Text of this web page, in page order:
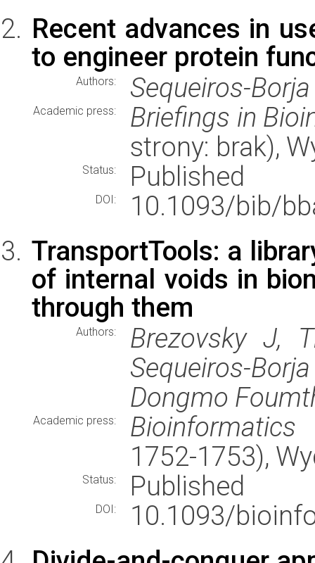
Recent advances in
to engineer protein
Authors: Sequeiros-
Academic press:
Briefings in
strony: brak),
Status: Published
DOI:
10.1093/bib/
TransportTools: a
of internal voids in
through them
Authors:
Brezovsky J,
Sequeiros-
Dongmo
Academic press: Bioinformatics
1752-1753),
Status: Published
DOI:
10.1093/